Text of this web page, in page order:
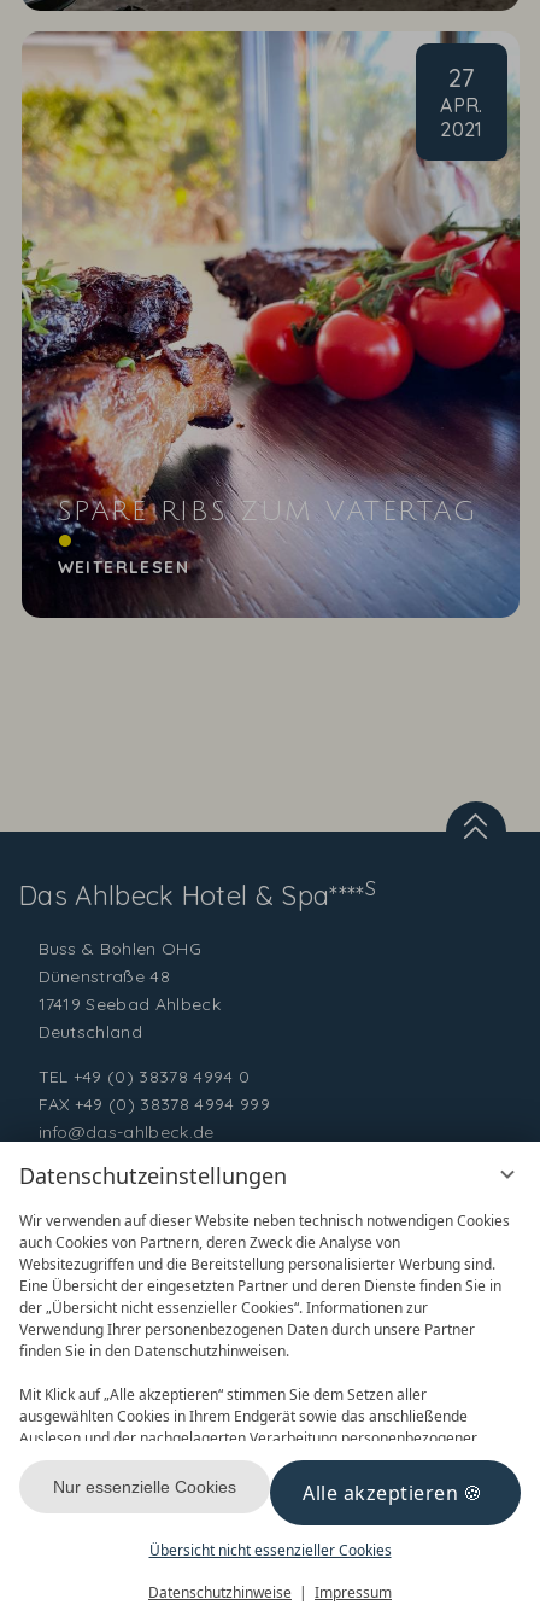
Datenschutzeinstellungen
Wir verwenden auf dieser Website neben technisch notwendigen Cookies
auch Cookies von Partnern, deren Zweck die Analyse von
Websitezugriffen und die Bereitstellung personalisierter Werbung sind.
Eine Übersicht der eingesetzten Partner und deren Dienste finden Sie in
der „Übersicht nicht essenzieller Cookies“. Informationen zur
Verwendung Ihrer personenbezogenen Daten durch unsere Partner
finden Sie in den Datenschutzhinweisen.
Mit Klick auf „Alle akzeptieren“ stimmen Sie dem Setzen aller
ausgewählten Cookies in Ihrem Endgerät sowie das anschließende
Auslesen und der nachgelagerten Verarbeitung personenbezogener
Daten (z.B. Ihrer IP-Adresse) durch uns und unseren Partnern zu. Falls
Sie damit nicht einverstanden sind, klicken Sie bitte auf „Nur essenzielle
Cookies“. Eine individuelle Auswahl können Sie unter „Übersicht nicht
essenzieller Cookies“ tätigen. Sie können Ihre Auswahl im Fußbereich
dieser Website oder in den Datenschutzhinweisen jederzeit aufrufen und
Alle akzeptieren
Nur essenzielle Cookies
Übersicht nicht essenzieller Cookies
Datenschutzhinweise Impressum
GutscheineBuchen
27
APR.
2021
SPARE RIBS ZUM VATERTAG
Grillgenuss nach einem Rezept unserer
Küchenchefs
WEITERLESEN
Das Ahlbeck Hotel & Spa****S
Buss & Bohlen OHG
Dünenstraße 48
17419 Seebad Ahlbeck
Deutschland
TEL +49 (0) 38378 4994 0
FAX +49 (0) 38378 4994 999
info@das-ahlbeck.de
ONLINE BUCHEN ANFRAGEN
GUTSCHEINE NEWSLETTER